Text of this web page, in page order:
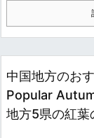
中国地方のお
Popular
地方5県の紅葉